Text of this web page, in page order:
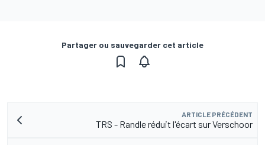
Partager ou sauvegarder cet article
ARTICLE PRÉCÉDENT
TRS - Randle réduit l'écart sur Verschoor